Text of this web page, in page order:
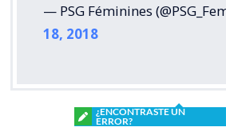
— PSG Féminines
18, 2018
¿ENCONTRASTE UN
ERROR?